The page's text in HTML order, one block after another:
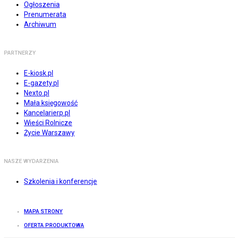
Ogłoszenia
Prenumerata
Archiwum
PARTNERZY
E-kiosk.pl
E-gazety.pl
Nexto.pl
Mała księgowość
Kancelarierp.pl
Wieści Rolnicze
Życie Warszawy
NASZE WYDARZENIA
Szkolenia i konferencje
MAPA STRONY
OFERTA PRODUKTOWA